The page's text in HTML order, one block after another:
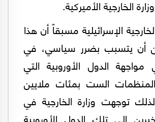
الخارجية الأميركية.
الإسرائيلية مسبقاً أن هذا
أن يتسبب بضرر سياسي، في
الدول الأوروبية التي
الست بمئات ملايين
توجهت وزارة الخارجية في